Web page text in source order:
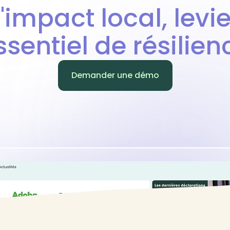
local,
de
Demander une démo